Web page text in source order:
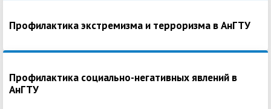
Профилактика экстремизма и терроризма в АнГТУ
Профилактика социально-негативных явлений в
АнГТУ